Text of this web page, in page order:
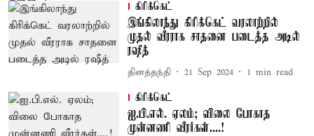
கிரிக்கெட்
இங்கிலாந்து கிரிக்கெட் வரலாற்றில்
முதல் வீரராக சாதனை படைத்த அடில்
ரஷீத்
தினத்தந்தி 21 Sep 2024 1 min read
கிரிக்கெட்
ஐ.பி.எல். ஏலம்; விலை போகாத
முன்னணி வீரர்கள்....!